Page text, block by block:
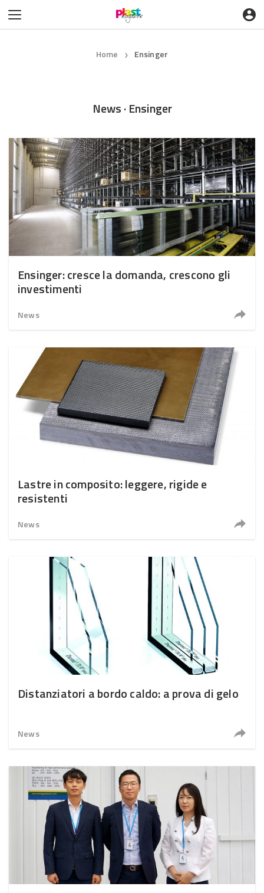
Home ❯ Ensinger
News · Ensinger
Ensinger: cresce la domanda, crescono gli
investimenti
News
Lastre in composito: leggere, rigide e
resistenti
News
Distanziatori a bordo caldo: a prova di gelo
News